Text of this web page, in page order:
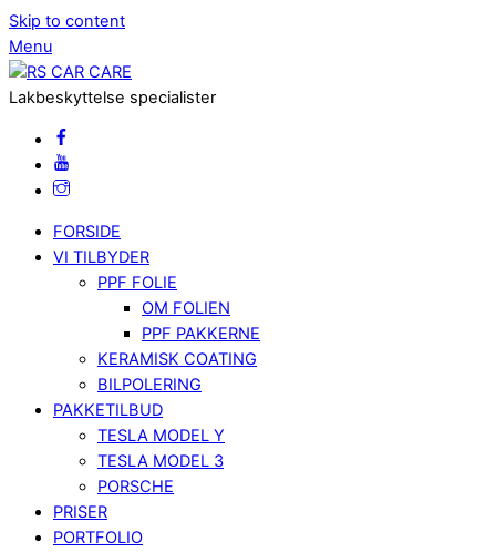
Skip to content
Menu
Lakbeskyttelse specialister
FORSIDE
VI TILBYDER
PPF FOLIE
OM FOLIEN
PPF PAKKERNE
KERAMISK COATING
BILPOLERING
PAKKETILBUD
TESLA MODEL Y
TESLA MODEL 3
PORSCHE
PRISER
PORTFOLIO